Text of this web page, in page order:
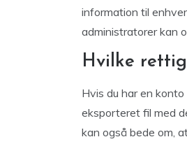
information til
administratorer kan
Hvilke
Hvis du har en
eksporteret fil med
kan også bede om,